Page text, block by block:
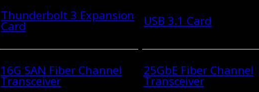
Thunderbolt 3 Expansion
Card USB 3.1 Card
16G SAN Fiber Channel
Transceiver
25GbE Fiber Channel
Transceiver